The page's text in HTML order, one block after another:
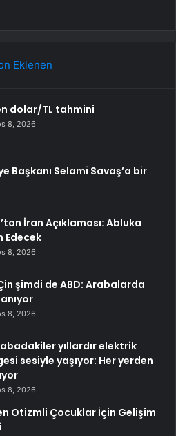
Eklenen
dolar/TL tahmini
8, 2026
Başkanı Selami Savaş’a bir
İran Açıklaması: Abluka
Edecek
8, 2026
şimdi de ABD: Arabalarda
8, 2026
yıllardır elektrik
sesiyle yaşıyor: Her yerden
8, 2026
Otizmli Çocuklar İçin Gelişim